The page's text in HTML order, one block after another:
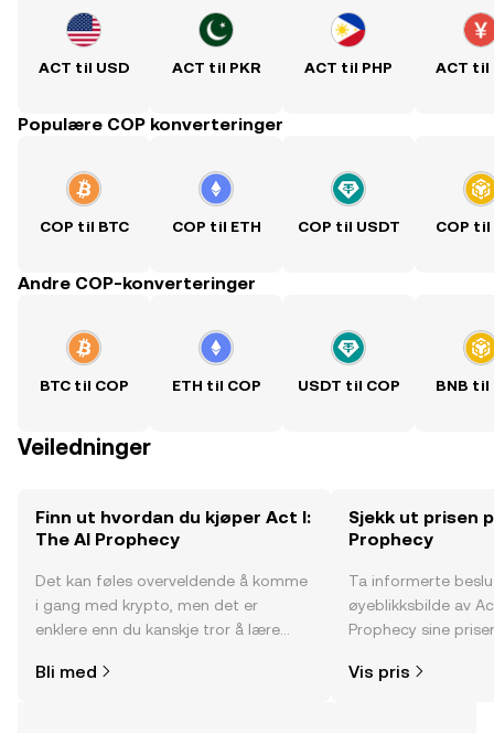
ACT til USD ACT til PKR ACT til PHP ACT til
Populære COP konverteringer
COP til BTC COP til ETH COP til USDT COP til
Andre COP-konverteringer
BTC til COP ETH til COP USDT til COP BNB til
Veiledninger
Finn ut hvordan du kjøper Act I:
The AI Prophecy
Det kan føles overveldende å komme
i gang med krypto, men det er
enklere enn du kanskje tror å lære
Kom i gang med reisen din på OKX-
Bli med
Sjekk ut prisen
Prophecy
Ta informerte
øyeblikksbilde av
Prophecy sine
Vis pris